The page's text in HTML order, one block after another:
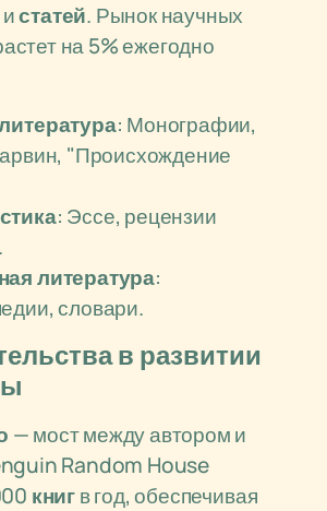
истатей. Рынок научных
на 5% ежегодно
: Монографии,
"Происхождение
: Эссе, рецензии
литература:
словари.
в развитии
— мост между автором и
Random House
книгв год, обеспечивая